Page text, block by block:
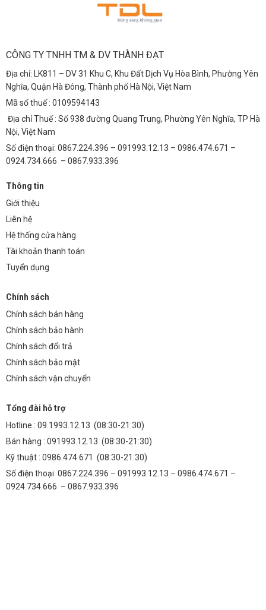
CÔNG TY TNHH TM & DV THÀNH ĐẠT
Địa chỉ: LK811 – DV 31 Khu C, Khu Đất Dịch Vụ Hòa Bình, Phường Yên
Nghĩa, Quận Hà Đông, Thành phố Hà Nội, Việt Nam
Mã số thuế : 0109594143
Địa chỉ Thuế : Số 938 đường Quang Trung, Phường Yên Nghĩa, TP Hà
Nội, Việt Nam
Số điện thoại: 0867.224.396 – 091993.12.13 – 0986.474.671 –
0924.734.666 – 0867.933.396
Thông tin
Giới thiệu
Liên hệ
Hệ thống cửa hàng
Tài khoản thanh toán
Tuyển dụng
Chính sách
Chính sách bán hàng
Chính sách bảo hành
Chính sách đổi trả
Chính sách bảo mật
Chính sách vận chuyển
Tổng đài hỗ trợ
Hotline : 09.1993.12.13 (08:30-21:30)
Bán hàng : 091993.12.13 (08:30-21:30)
Kỹ thuật : 0986.474.671 (08:30-21:30)
Số điện thoại: 0867.224.396 – 091993.12.13 – 0986.474.671 –
0924.734.666 – 0867.933.396